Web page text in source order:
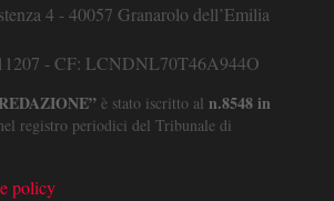
4 - 40057 Granarolo dell’Emilia
- CF: LCNDNL70T46A944O
è stato iscritto al n.8548 in
registro periodici del Tribunale di
policy